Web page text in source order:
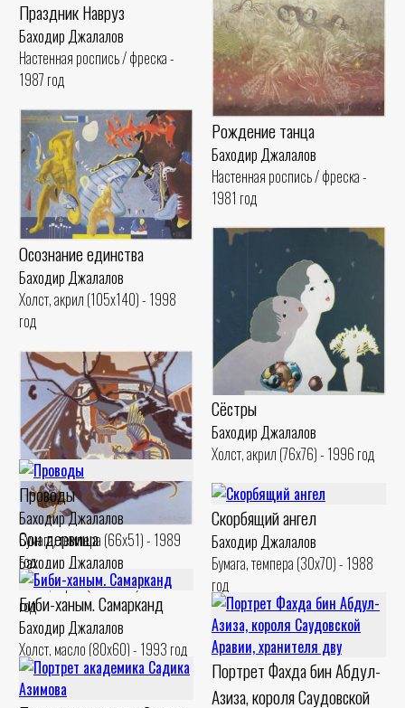
Праздник Навруз
Баходир Джалалов
Настенная роспись / фреска -
1987 год
Рождение танца
Баходир Джалалов
Настенная роспись / фреска -
1981 год
Осознание единства
Баходир Джалалов
Холст, акрил (105x140) - 1998
год
Сёстры
Баходир Джалалов
Холст, акрил (76x76) - 1996 год
Сон дервиша
Баходир Джалалов
Холст, акрил (100x100) - 1992
год
Проводы
Баходир Джалалов
Бумага, темпера (66x51) - 1989
год
Скорбящий ангел
Баходир Джалалов
Бумага, темпера (30x70) - 1988
год
Биби-ханым. Самарканд
Баходир Джалалов
Холст, масло (80x60) - 1993 год
Портрет Фахда бин Абдул-
Азиза, короля Саудовской